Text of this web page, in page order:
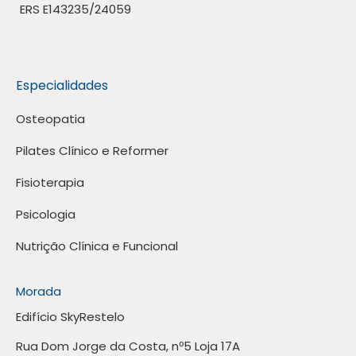
ERS E143235/24059
Especialidades
Osteopatia
Pilates Clínico e Reformer
Fisioterapia
Psicologia
Nutrição Clínica e Funcional
Morada
Edifício SkyRestelo
Rua Dom Jorge da Costa, nº5 Loja 17A